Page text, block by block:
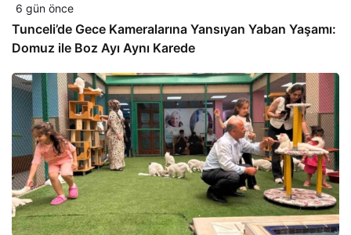
6 gün önce
Tunceli’de Gece Kameralarına Yansıyan Yaban Yaşamı:
Domuz ile Boz Ayı Aynı Karede